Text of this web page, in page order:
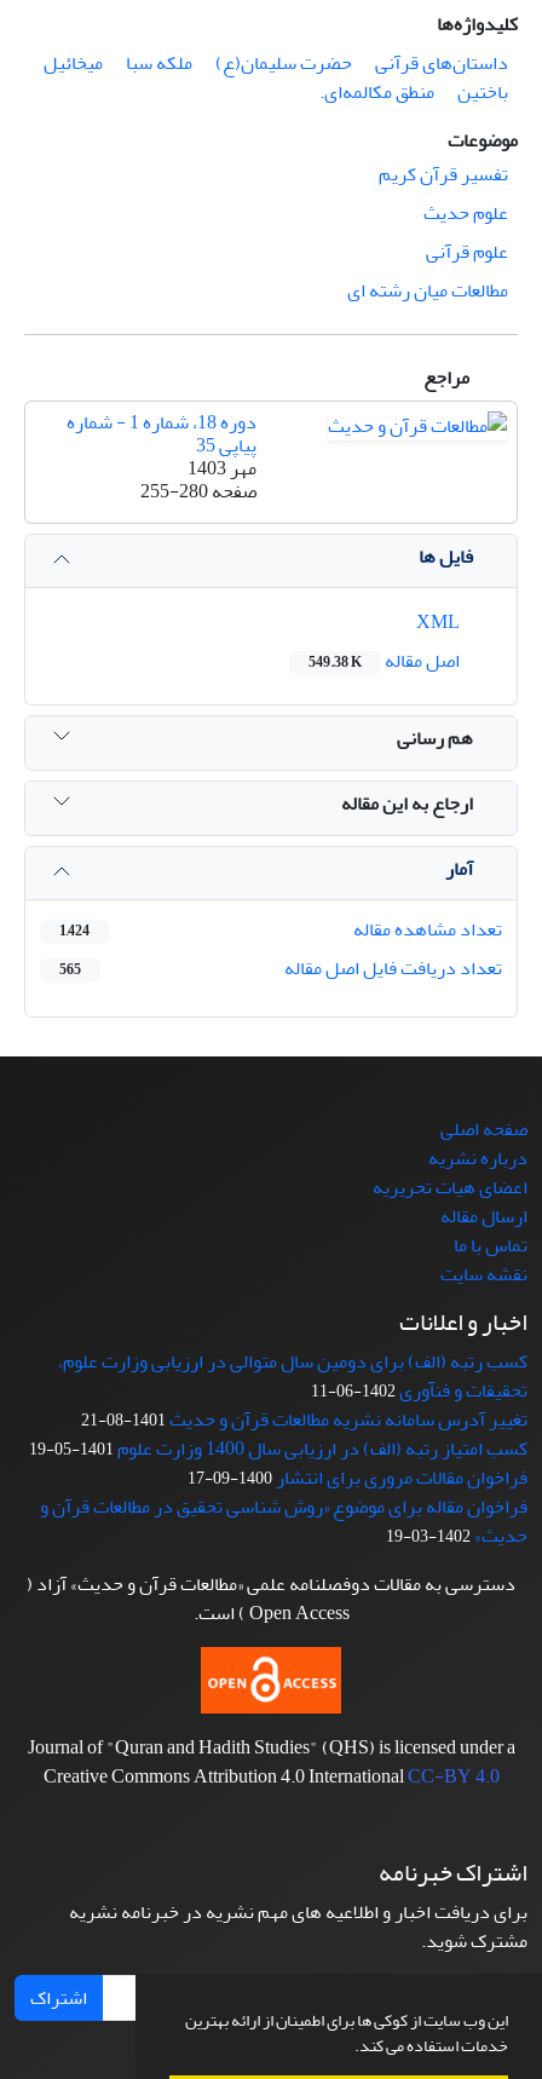
این وب سایت از کوکی ها برای اطمینان از ارائه بهترین
خدمات استفاده می کند.
کلیدواژه‌ها
داستان‌های قرآنی
حضرت سلیمان(ع) ملکه سبا
میخائیل
باختین
منطق مکالمه‌ای.‏
موضوعات
تفسیر قرآن کریم
علوم حدیث
علوم قرآنی
مطالعات میان رشته ای
مراجع
دوره 18، شماره 1 - شماره
پیاپی 35
مهر 1403
صفحه255-280
فایل ها
اصل مقاله
549.38 K
هم رسانی
ارجاع به این مقاله
آمار
تعداد مشاهده مقاله
1,424
تعداد دریافت فایل اصل مقاله 565
صفحه اصلی
درباره نشریه
اعضای هیات تحریریه
ارسال مقاله
تماس با ما
نقشه سایت
اخبار و اعلانات
کسب رتبه (الف) برای دومین سال متوالی در ارزیابی وزارت علوم،
تحقیقات و فنآوری1402-06-11
تغییر آدرس سامانه نشریه مطالعات قرآن و حدیث1401-08-21
کسب امتیاز رتبه (الف) در ارزیابی سال 1400 وزارت علوم 1401-05-19
فراخوان مقالات مروری برای انتشار1400-09-17
فراخوان مقاله برای موضوع «روش شناسی تحقیق در مطالعات قرآن و
حدیث»1402-03-19
دسترسی به مقالات دوفصلنامه علمی «مطالعات قرآن و حدیث» آزاد (
Open Access ) است.
Journal of "Quran and Hadith Studies" (QHS) is licensed under a
Creative Commons Attribution 4.0 InternationalCC-BY 4.0
اشتراک خبرنامه
برای دریافت اخبار و اطلاعیه های مهم نشریه در خبرنامه نشریه
مشترک شوید.
اشتراک